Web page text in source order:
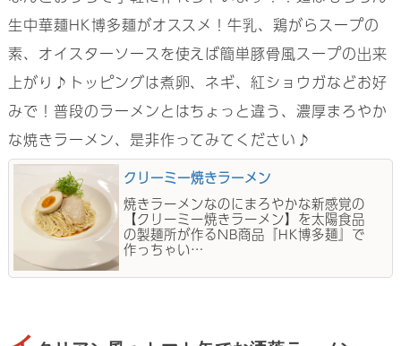
生中華麺HK博多麺がオススメ！牛乳、鶏がらスープの
素、オイスターソースを使えば簡単豚骨風スープの出来
上がり♪トッピングは煮卵、ネギ、紅ショウガなどお好
みで！普段のラーメンとはちょっと違う、濃厚まろやか
な焼きラーメン、是非作ってみてください♪
クリーミー焼きラーメン
焼きラーメンなのにまろやかな新感覚の
【クリーミー焼きラーメン】を太陽食品
の製麺所が作るNB商品『HK博多麺』で
作っちゃい…